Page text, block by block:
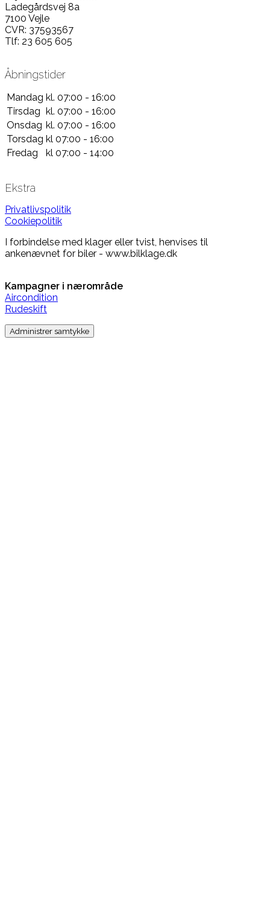
Ladegårdsvej 8a
7100 Vejle
CVR: 37593567
Tlf: 23 605 605
Åbningstider
Mandag kl. 07:00 - 16:00
Tirsdag
kl. 07:00 - 16:00
Onsdag kl. 07:00 - 16:00
Torsdag kl 07:00 - 16:00
Fredag
kl 07:00 - 14:00
Ekstra
Privatlivspolitik
Cookiepolitik
I forbindelse med klager eller tvist, henvises til
ankenævnet for biler - www.bilklage.dk
Kampagner i nærområde
Aircondition
Rudeskift
Administrer samtykke